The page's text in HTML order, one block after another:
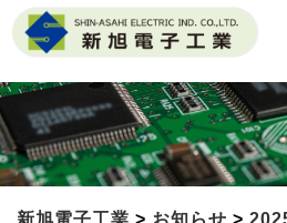
新旭電子工業 > お知らせ >